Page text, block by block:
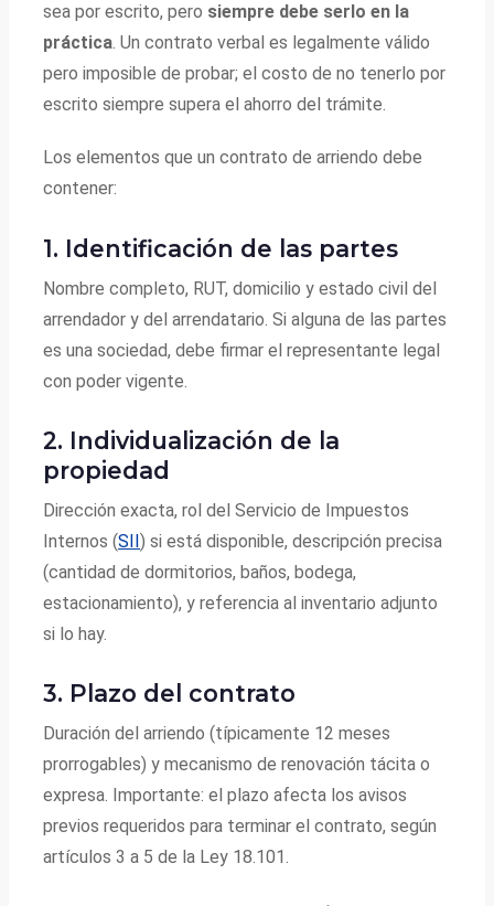
sea por escrito, pero siempre debe serlo en la
práctica. Un contrato verbal es legalmente válido
pero imposible de probar; el costo de no tenerlo por
escrito siempre supera el ahorro del trámite.
Los elementos que un contrato de arriendo debe
contener:
1. Identificación de las partes
Nombre completo, RUT, domicilio y estado civil del
arrendador y del arrendatario. Si alguna de las partes
es una sociedad, debe firmar el representante legal
con poder vigente.
2. Individualización de la
propiedad
Dirección exacta, rol del Servicio de Impuestos
Internos (SII) si está disponible, descripción precisa
(cantidad de dormitorios, baños, bodega,
estacionamiento), y referencia al inventario adjunto
si lo hay.
3. Plazo del contrato
Duración del arriendo (típicamente 12 meses
prorrogables) y mecanismo de renovación tácita o
expresa. Importante: el plazo afecta los avisos
previos requeridos para terminar el contrato, según
artículos 3 a 5 de la Ley 18.101.